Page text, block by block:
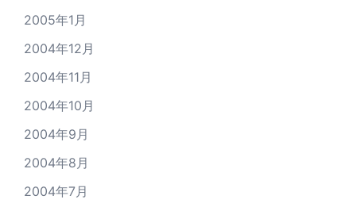
2005年1月
2004年12月
2004年11月
2004年10月
2004年9月
2004年8月
2004年7月